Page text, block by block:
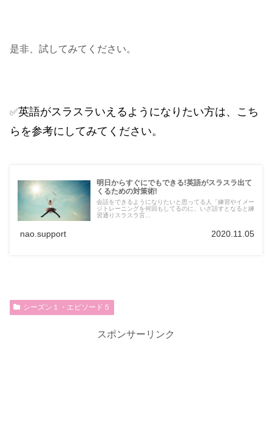
是非、試してみてください。
✅英語がスラスラいえるようになりたい方は、こち
らを参考にしてみてください。
明日からすぐにでもできる!英語がスラスラ出て
くるための対策術!
会話をできるようになりたいと思ってる人「練習やイメー
ジトレーニングを何回もしてるのに、いざ話すとなると練
習通りスラスラ言...
nao.support 2020.11.05
シーズン１・エピソード５
スポンサーリンク